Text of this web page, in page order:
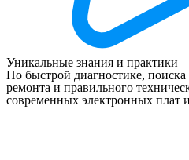
Уникальные знания и практики
По быстрой диагностике,
ремонта и правильного
современных электронных плат